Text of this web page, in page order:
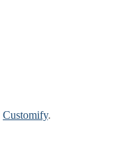
Customify.